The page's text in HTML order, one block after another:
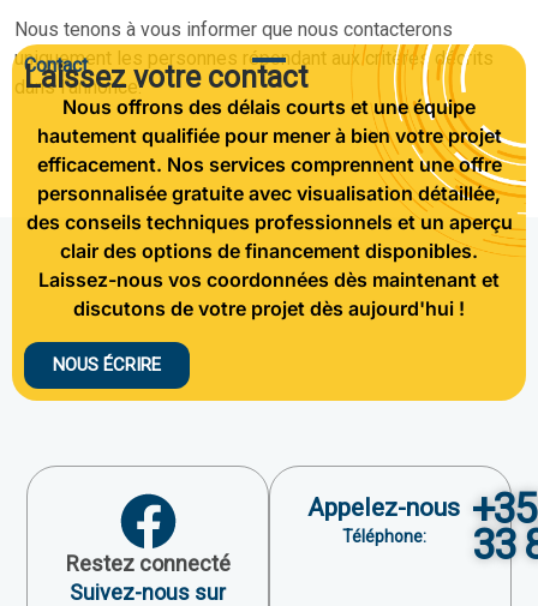
Nous tenons à vous informer que nous contacterons
uniquement les personnes répondant aux critères décrits
dans l'annonce.
Contact
Laissez votre contact
Nous offrons des délais courts et une équipe
hautement qualifiée pour mener à bien votre projet
efficacement. Nos services comprennent une offre
personnalisée gratuite avec visualisation détaillée,
des conseils techniques professionnels et un aperçu
clair des options de financement disponibles.
Laissez-nous vos coordonnées dès maintenant et
discutons de votre projet dès aujourd'hui !
NOUS ÉCRIRE
Restez connecté
Suivez-nous sur
Appelez-nous
Téléphone: 33